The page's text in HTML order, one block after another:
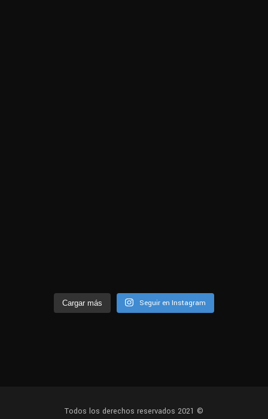
Cargar más Seguir en Instagram
Todos los derechos reservados 2021 ©